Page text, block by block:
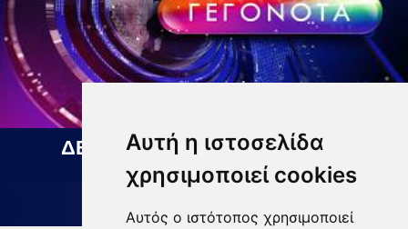
Αυτή η ιστοσελίδα
χρησιμοποιεί cookies
Αυτός ο ιστότοπος χρησιμοποιεί
ΔΕΛΤΙΟ ΕΙΔΗΣΕΩΝ 06 08 2026